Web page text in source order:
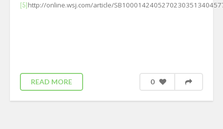
[5] http://online.wsj.com/article/
0
READ MORE